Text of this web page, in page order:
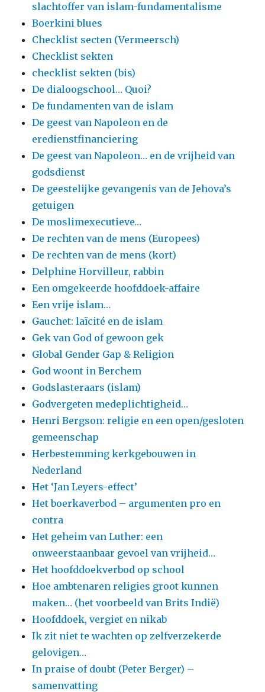
slachtoffer van islam-fundamentalisme
Boerkini blues
Checklist secten (Vermeersch)
Checklist sekten
checklist sekten (bis)
De dialoogschool… Quoi?
De fundamenten van de islam
De geest van Napoleon en de
eredienstfinanciering
De geest van Napoleon… en de vrijheid van
godsdienst
De geestelijke gevangenis van de Jehova’s
getuigen
De moslimexecutieve…
De rechten van de mens (Europees)
De rechten van de mens (kort)
Delphine Horvilleur, rabbin
Een omgekeerde hoofddoek-affaire
Een vrije islam…
Gauchet: laïcité en de islam
Gek van God of gewoon gek
Global Gender Gap & Religion
God woont in Berchem
Godslasteraars (islam)
Godvergeten medeplichtigheid…
Henri Bergson: religie en een open/gesloten
gemeenschap
Herbestemming kerkgebouwen in
Nederland
Het ‘Jan Leyers-effect’
Het boerkaverbod – argumenten pro en
contra
Het geheim van Luther: een
onweerstaanbaar gevoel van vrijheid…
Het hoofddoekverbod op school
Hoe ambtenaren religies groot kunnen
maken… (het voorbeeld van Brits Indië)
Hoofddoek, vergiet en nikab
Ik zit niet te wachten op zelfverzekerde
gelovigen…
In praise of doubt (Peter Berger) –
samenvatting